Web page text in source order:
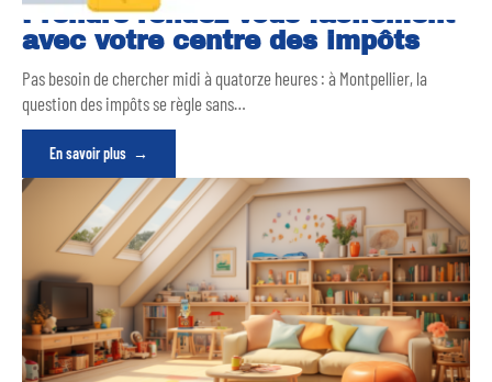
Prendre rendez-vous facilement
avec votre centre des impôts
Pas besoin de chercher midi à quatorze heures : à Montpellier, la
question des impôts se règle sans…
En savoir plus